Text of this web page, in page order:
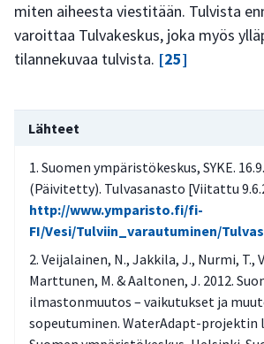
miten aiheesta viestitään. Tulvista
varoittaa Tulvakeskus, joka myös
tilannekuvaa tulvista. [25]
Lähteet
Suomen ympäristökeskus, SYKE.
(Päivitetty). Tulvasanasto [Viitattu
http://www.ymparisto.fi/fi-
FI/Vesi/Tulviin_varautuminen/
Veijalainen, N., Jakkila, J., Nurmi, T.,
Marttunen, M. & Aaltonen, J. 2012.
ilmastonmuutos – vaikutukset ja
sopeutuminen. WaterAdapt-